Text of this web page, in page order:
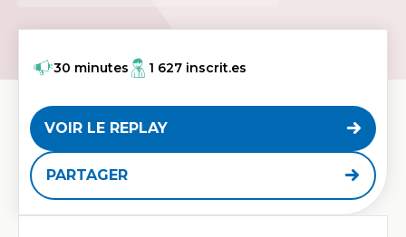
VOIR LE REPLAY
PARTAGER
30 minutes 1 627 inscrit.es